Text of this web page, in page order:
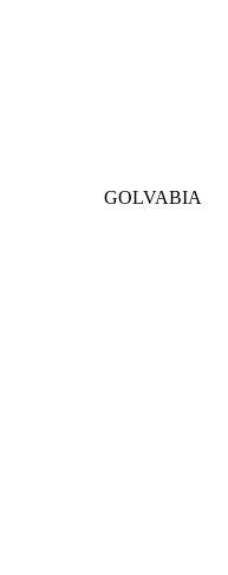
GOLVABIA